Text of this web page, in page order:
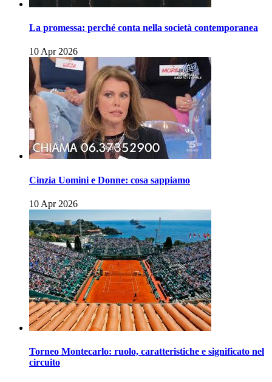
La promessa: perché conta nella società contemporanea
10 Apr 2026
Cinzia Uomini e Donne: cosa sappiamo
10 Apr 2026
Torneo Montecarlo: ruolo, caratteristiche e significato nel
circuito